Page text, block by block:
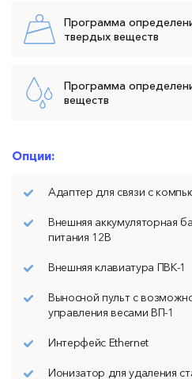
Программа
твердых веществ
Программа
веществ
Опции:
Адаптер для связи с
Внешняя аккумуляторная
питания 12В
Внешняя клавиатура ПВК-1
Выносной пульт с
управления весами ВП-1
Интерфейс Ethernet
Ионизатор для удаления